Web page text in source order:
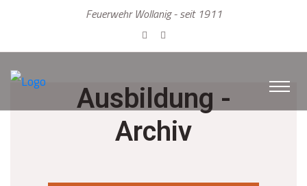
Feuerwehr Wollanig - seit 1911
Ausbildung -
Archiv